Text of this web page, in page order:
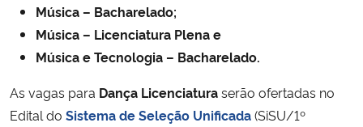
Música – Bacharelado;
Música – Licenciatura Plena e
Música e Tecnologia – Bacharelado.
As vagas para Dança Licenciaturaserão ofertadas no
Edital do Sistema de Seleção Unificada(SiSU/1º